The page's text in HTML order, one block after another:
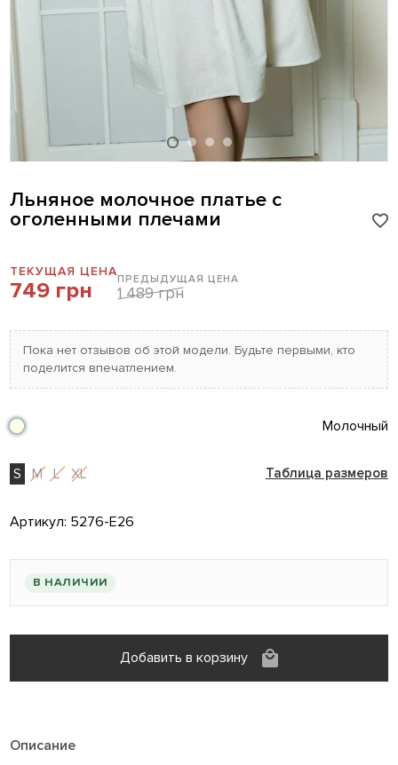
Льняное молочное платье с
оголенными плечами
ТЕКУЩАЯ ЦЕНА
749 грн ПРЕДЫДУЩАЯ ЦЕНА
1 489 грн
Пока нет отзывов об этой модели. Будьте первыми, кто
поделится впечатлением.
Молочный
S M L XL Таблица размеров
Артикул: 5276-E26
В НАЛИЧИИ
Добавить в корзину
Описание